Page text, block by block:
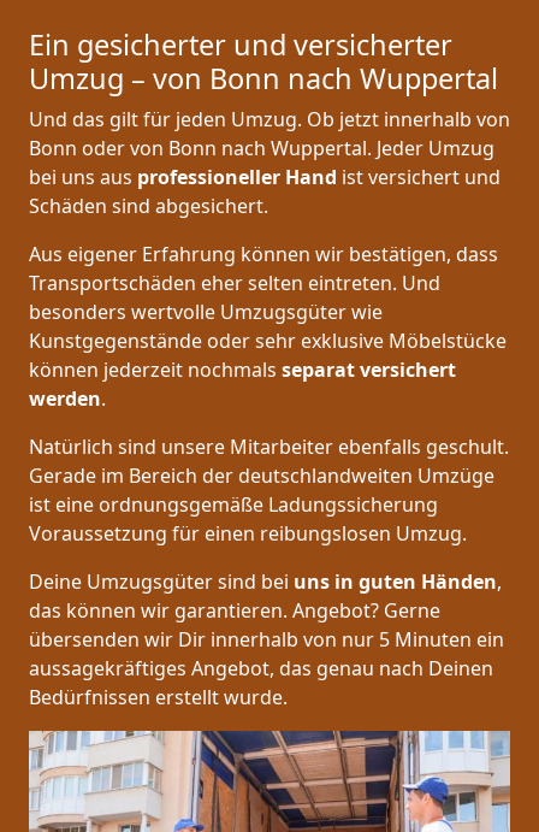
Ein gesicherter und versicherter
Umzug – von Bonn nach Wuppertal
Und das gilt für jeden Umzug. Ob jetzt innerhalb von
Bonn oder von Bonn nach Wuppertal. Jeder Umzug
bei uns aus professioneller Hand ist versichert und
Schäden sind abgesichert.
Aus eigener Erfahrung können wir bestätigen, dass
Transportschäden eher selten eintreten. Und
besonders wertvolle Umzugsgüter wie
Kunstgegenstände oder sehr exklusive Möbelstücke
können jederzeit nochmals separat versichert
werden.
Natürlich sind unsere Mitarbeiter ebenfalls geschult.
Gerade im Bereich der deutschlandweiten Umzüge
ist eine ordnungsgemäße Ladungssicherung
Voraussetzung für einen reibungslosen Umzug.
Deine Umzugsgüter sind bei uns in guten Händen,
das können wir garantieren. Angebot? Gerne
übersenden wir Dir innerhalb von nur 5 Minuten ein
aussagekräftiges Angebot, das genau nach Deinen
Bedürfnissen erstellt wurde.